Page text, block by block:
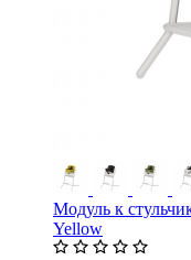
Модуль к
Yellow